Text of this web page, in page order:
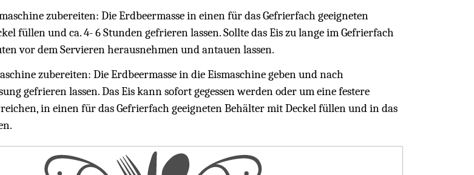
zubereiten: Die Erdbeermasse in einen für das Gefrierfach geeigneten
füllen und ca. 4- 6 Stunden gefrieren lassen. Sollte das Eis zu lange im Gefrierfach
vor dem Servieren herausnehmen und antauen lassen.
zubereiten: Die Erdbeermasse in die Eismaschine geben und nach
gefrieren lassen. Das Eis kann sofort gegessen werden oder um eine festere
in einen für das Gefrierfach geeigneten Behälter mit Deckel füllen und in das